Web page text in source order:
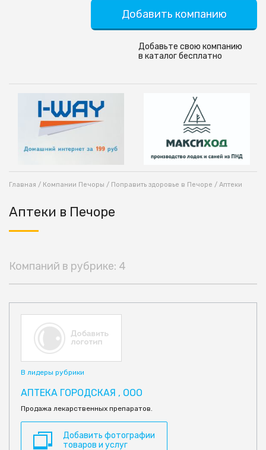
Добавить компанию
Добавьте свою компанию
в каталог бесплатно
Главная / Компании Печоры / Поправить здоровье в Печоре / Аптеки
Аптеки в Печоре
Компаний в рубрике: 4
В лидеры рубрики
АПТЕКА ГОРОДСКАЯ , ООО
Продажа лекарственных препаратов.
Добавить фотографии
товаров и услуг